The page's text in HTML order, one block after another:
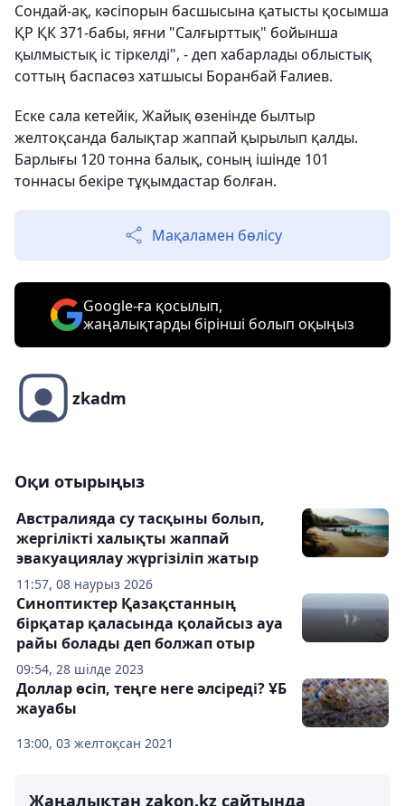
Сондай-ақ, кәсіпорын басшысына қатысты қосымша
ҚР ҚК 371-бабы, яғни "Салғырттық" бойынша
қылмыстық іс тіркелді", - деп хабарлады облыстық
соттың баспасөз хатшысы Боранбай Ғалиев.
Еске сала кетейік, Жайық өзенінде былтыр
желтоқсанда балықтар жаппай қырылып қалды.
Барлығы 120 тонна балық, соның ішінде 101
тоннасы бекіре тұқымдастар болған.
Мақаламен бөлісу
Google-ға қосылып,
жаңалықтарды бірінші болып оқыңыз
zkadm
Оқи отырыңыз
11:57, 08 наурыз 2026
Австралияда су тасқыны болып,
жергілікті халықты жаппай
эвакуациялау жүргізіліп жатыр
09:54, 28 шілде 2023
Синоптиктер Қазақстанның
бірқатар қаласында қолайсыз ауа
райы болады деп болжап отыр
13:00, 03 желтоқсан 2021
Доллар өсіп, теңге неге әлсіреді? ҰБ
жауабы
Жаңалықтан zakon.kz сайтында